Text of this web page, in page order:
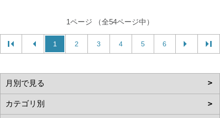
1ページ （全54ページ中）
1 2 3 4 5 6